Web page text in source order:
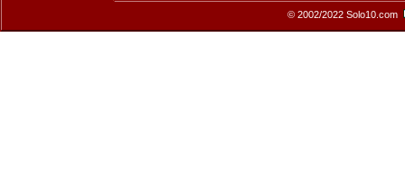
© 2002/2022 Solo10.com